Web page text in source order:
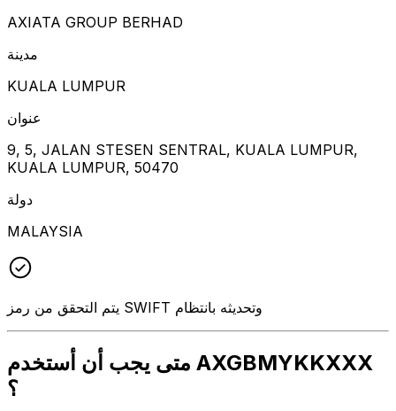
AXIATA GROUP BERHAD
مدينة
KUALA LUMPUR
عنوان
9, 5, JALAN STESEN SENTRAL, KUALA LUMPUR,
KUALA LUMPUR, 50470
دولة
MALAYSIA
يتم التحقق من رمز SWIFT وتحديثه بانتظام
متى يجب أن أستخدم AXGBMYKKXXX
؟